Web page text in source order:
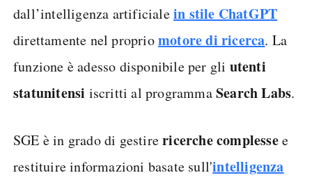
dall’intelligenza artificialein stile ChatGPT
direttamente nel propriomotore di ricerca. La
funzione è adesso disponibile per gli utenti
statunitensi iscritti al programmaSearch Labs.
SGE è in grado di gestirericerche complessee
restituire informazioni basate sull'intelligenza